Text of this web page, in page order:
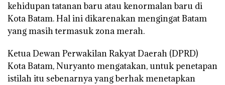
kehidupan tatanan baru atau kenormalan baru di
Kota Batam. Hal ini dikarenakan mengingat Batam
yang masih termasuk zona merah.
Ketua Dewan Perwakilan Rakyat Daerah (DPRD)
Kota Batam, Nuryanto mengatakan, untuk penetapan
istilah itu sebenarnya yang berhak menetapkan